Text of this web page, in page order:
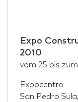
Expo
2010
vom 25 bis zum
Expocentro
San Pedro